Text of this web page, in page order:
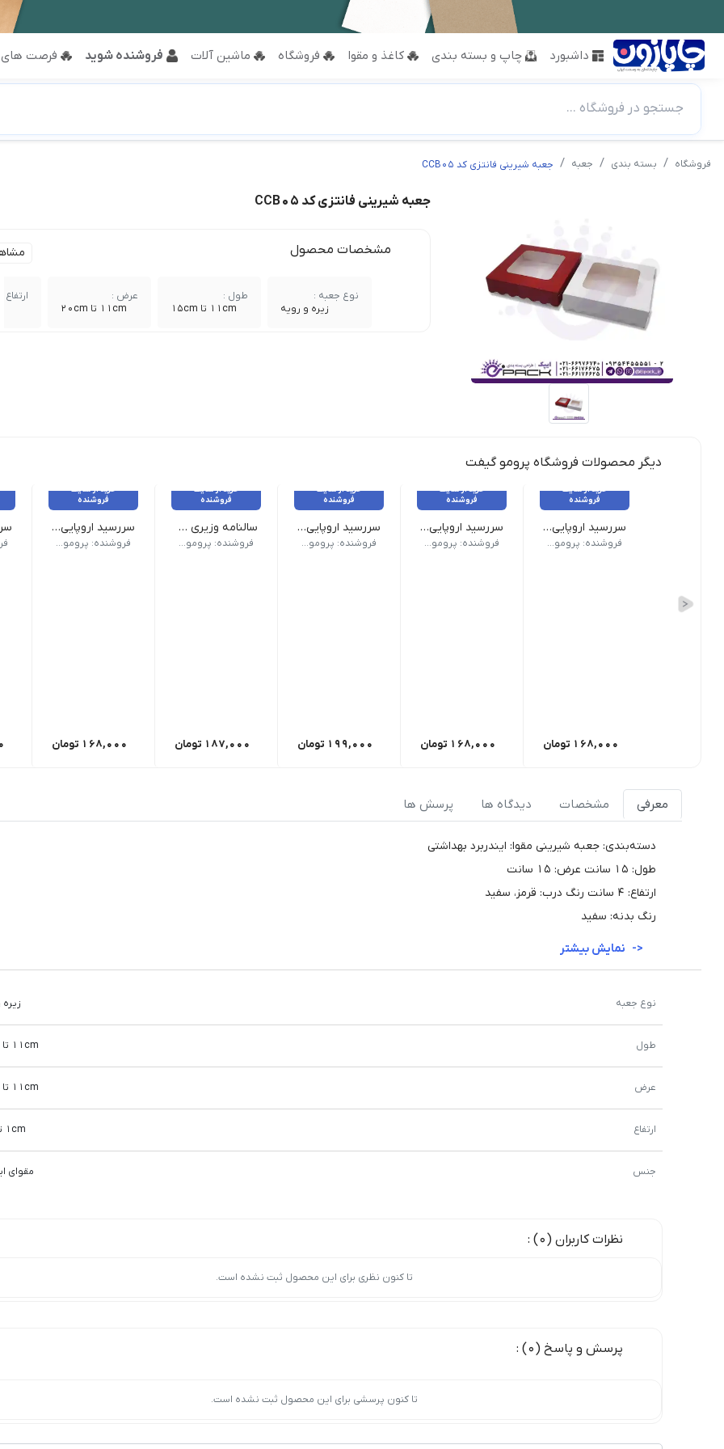
داشبورد چاپ و بسته بندی کاغذ و مقوا فروشگاه ماشین آلات فروشنده شوید فرصت
جستجو در فروشگاه ...
فروشگاه بسته بندی جعبه جعبه شیرینی فانتزی کد CCB05
جعبه شیرینی فانتزی کد CCB05
مشخصات محصول
نوع جعبه :
زیره و رویه
طول :
11cm تا 15cm
عرض :
11cm تا 20cm
ارتفاع :
دیگر محصولات فروشگاه پرومو گیفت
خرید از سایت
فروشنده
سررسید اروپایی کد 309
نوع سررسید (سالنامه) اروپایی | ابعاد 13.5×22 | صفحات روزشمار (جمعه مشترک) | صفحات داخلی دو رنگ
فروشنده: پرومو گیفت
168,000 تومان
خرید از سایت
فروشنده
سررسید اروپایی کد 308
نوع سررسید (سالنامه) اروپایی | ابعاد 13.5×22 | صفحات روزشمار (جمعه مشترک) | صفحات داخلی دو رنگ
فروشنده: پرومو گیفت
168,000 تومان
خرید از سایت
فروشنده
سررسید اروپایی کد 306
نوع سررسید (سالنامه) اروپایی | ابعاد 13.5×22 | صفحات روزشمار (جمعه مشترک) | صفحات داخلی دو رنگ
فروشنده: پرومو گیفت
199,000 تومان
خرید از سایت
فروشنده
سالنامه وزیری کد 125
وع سررسید (سالنامه) وزیری | ابعاد 17×24 صفحات روزشمار (جمعه مشترک) | صفحات داخلی دو رنگ صحافی دوخت | جلد چرم دو تکه تنوع چاپ نقره کوب, حک لیزر, داغی, طلا کوب | رنگبندی طبق تصویر
فروشنده: پرومو گیفت
187,000 تومان
خرید از سایت
فروشنده
سررسید اروپایی کد 303
نوع سررسید (سالنامه) اروپایی | ابعاد 13.5×22 | صفحات روزشمار (جمعه
فروشنده: پرومو گیفت
168,000 تومان
نوع
معرفی مشخصات دیدگاه ها پرسش ها
دسته‌بندی: جعبه شیرینی مقوا: ایندربرد بهداشتی
طول: 15 سانت عرض: 15 سانت
ارتفاع: 4 سانت رنگ درب: قرمز، سفید
رنگ بدنه: سفید
نوع جعبه
طول 11cm تا 15cm
عرض 11cm تا 20cm
ارتفاع 1cm تا 5cm
جنس مقوای
نظرات کاربران (0) :
تا کنون نظری برای این محصول ثبت نشده است.
پرسش و پاسخ (0) :
تا کنون پرسشی برای این محصول ثبت نشده است.